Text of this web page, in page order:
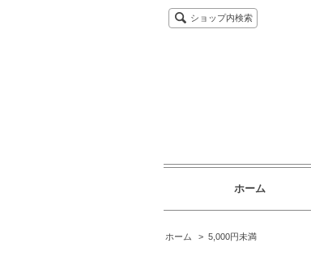
ショップ内検索
ホーム
ホーム > 5,000円未満